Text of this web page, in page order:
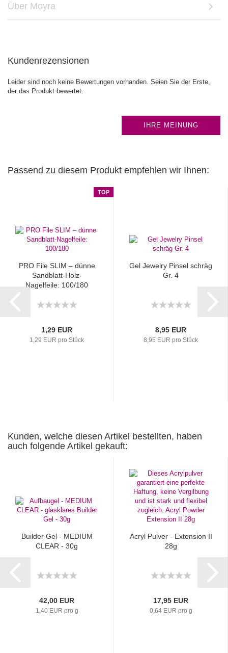
Über Moyra
Kundenrezensionen
Leider sind noch keine Bewertungen vorhanden. Seien Sie der Erste,
der das Produkt bewertet.
IHRE MEINUNG
Passend zu diesem Produkt empfehlen wir Ihnen:
TOP
PRO File SLIM – dünne
Sandblatt-Holz-
Nagelfeile: 100/180
1,29 EUR
1,29 EUR pro Stück
Gel Jewelry Pinsel schräg
Gr. 4
8,95 EUR
8,95 EUR pro Stück
Kunden, welche diesen Artikel bestellten, haben
auch folgende Artikel gekauft:
Builder Gel - MEDIUM
CLEAR - 30g
42,00 EUR
1,40 EUR pro g
Acryl Pulver - Extension II
28g
17,95 EUR
0,64 EUR pro g